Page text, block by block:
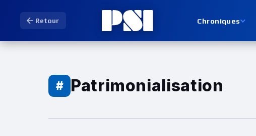
Retour Chroniques
# Patrimonialisation